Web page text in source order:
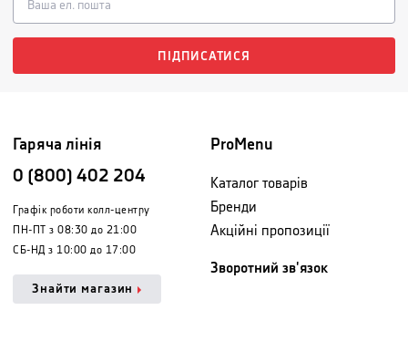
ПІДПИСАТИСЯ
Гаряча лінія
0 (800) 402 204
Графік роботи колл-центру
ПН-ПТ з 08:30 до 21:00
СБ-НД з 10:00 до 17:00
Знайти магазин
ProMenu
Каталог товарів
Бренди
Акційні пропозиції
Зворотний зв'язок